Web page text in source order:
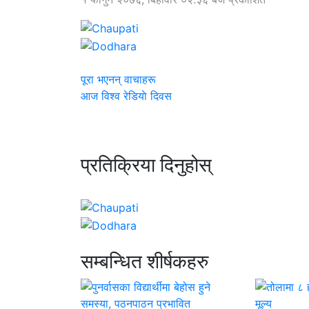
पूरा भएनन् वाचाहरू
आज विश्व रेडियाे दिवस
प्रतिक्रिया दिनुहोस्
सम्बन्धित शीर्षकहरु